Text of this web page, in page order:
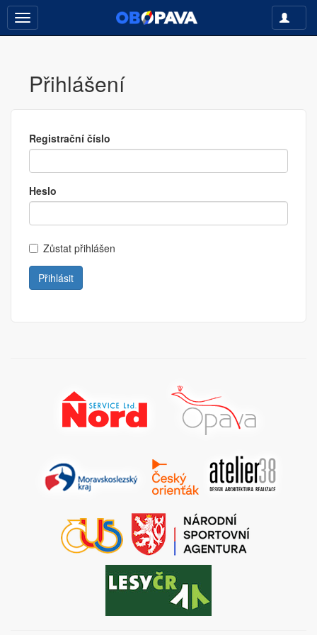
Toggle
navigation
Toggle
Přihlášení
Registrační číslo
Heslo
Zůstat přihlášen